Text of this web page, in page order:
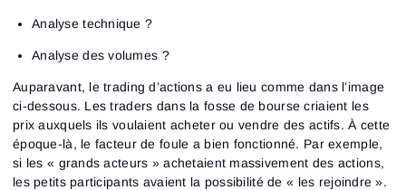
Analyse technique ?
Analyse des volumes ?
Auparavant, le trading d’actions a eu lieu comme dans l’image
ci-dessous. Les traders dans la fosse de bourse criaient les
prix auxquels ils voulaient acheter ou vendre des actifs. À cette
époque-là, le facteur de foule a bien fonctionné. Par exemple,
si les « grands acteurs » achetaient massivement des actions,
les petits participants avaient la possibilité de « les rejoindre ».